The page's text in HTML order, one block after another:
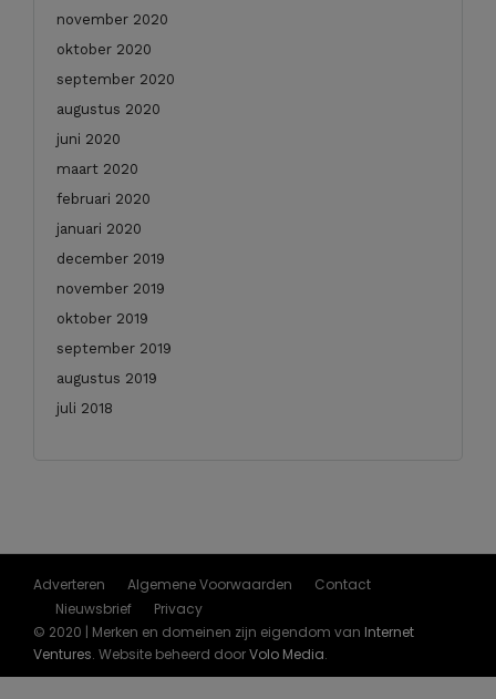
november 2020
oktober 2020
september 2020
augustus 2020
juni 2020
maart 2020
februari 2020
januari 2020
december 2019
november 2019
oktober 2019
september 2019
augustus 2019
juli 2018
Adverteren Algemene Voorwaarden
Contact
Nieuwsbrief
Privacy
© 2020 | Merken en domeinen zijn eigendom van Internet
Ventures. Website beheerd doorVolo Media.